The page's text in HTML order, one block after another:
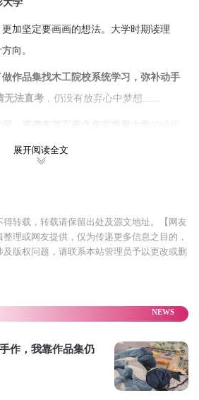
大学
加坚定要画画的想法。大学时期读理
向。
做作品集找木工院校系统学习，弥补动手
无法直考 ，仍没有放弃心中梦想......
小就很喜欢画画，小时候看了很多漫
学时期画画变成我学习之外的消遣，因
“不务正业”。
。但可惜高中时候是理科生只能尽量在
来越明白我想学习设计而不是研究材
国内考研卷得不成样子，国外院校相对来
展开阅读全文
转载，转载请保留出处及源文地址。【网友
理或网友提供，仅为传递更多信息之目的，
版权问题，请联系本站管理员予以更改或删
作，我靠作品集仍